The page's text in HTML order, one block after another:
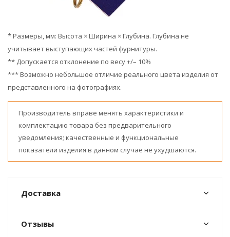
* Размеры, мм: Высота × Ширина × Глубина. Глубина не
учитывает выступающих частей фурнитуры.
** Допускается отклонение по весу +/– 10%
*** Возможно небольшое отличие реального цвета изделия от
представленного на фотографиях.
Производитель вправе менять характеристики и
комплектацию товара без предварительного
уведомления; качественные и функциональные
показатели изделия в данном случае не ухудшаются.
Доставка
Отзывы